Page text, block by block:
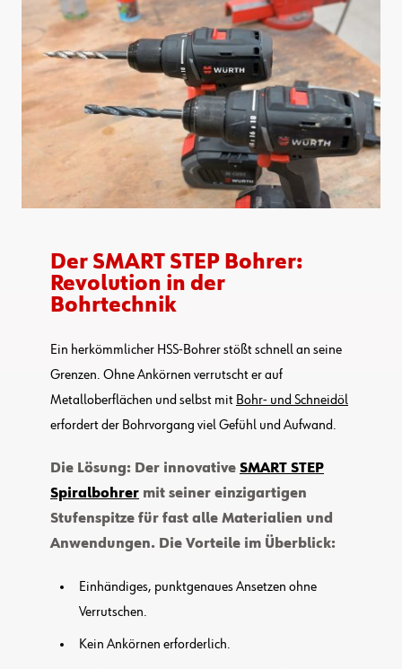
Der SMART STEP Bohrer:
Revolution in der
Bohrtechnik
Ein herkömmlicher HSS-Bohrer stößt schnell an seine
Grenzen. Ohne Ankörnen verrutscht er auf
Metalloberflächen und selbst mit Bohr- und Schneidöl
erfordert der Bohrvorgang viel Gefühl und Aufwand.
Die Lösung: Der innovative SMART STEP
Spiralbohrer mit seiner einzigartigen
Stufenspitze für fast alle Materialien und
Anwendungen. Die Vorteile im Überblick:
Einhändiges, punktgenaues Ansetzen ohne
Verrutschen.
Kein Ankörnen erforderlich.